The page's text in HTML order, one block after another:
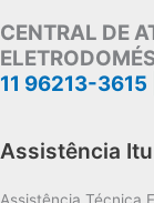
CENTRAL DE
11 96213-3615
Assistência Itu